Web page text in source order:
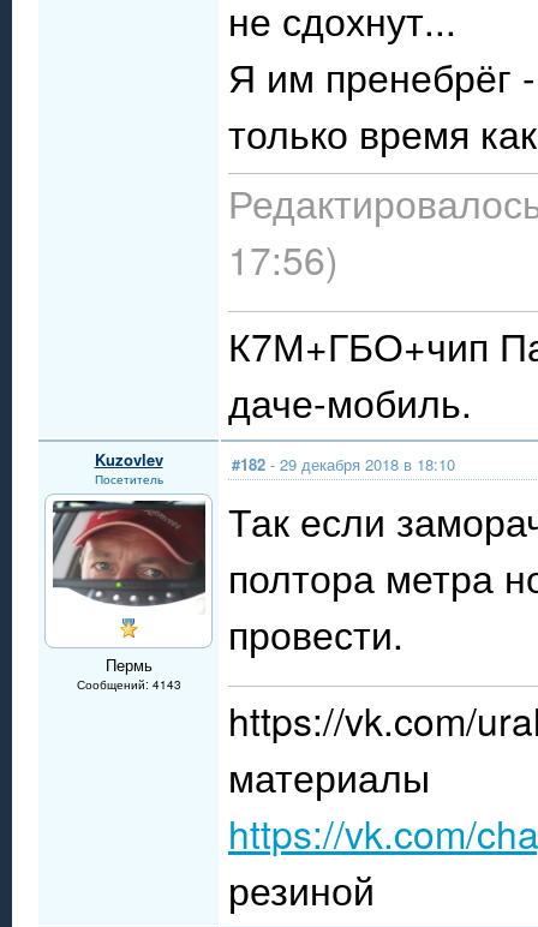
не сдохнут...
Я им пренебрёг
только время
17:56)
К7М+ГБО+чип
даче-мобиль.
Kuzovlev
Посетитель
Пермь
Сообщений: 4143
#182 - 29 декабря 2018 в 18:10
Так если
полтора метра
провести.
https://vk.com/
материалы
https://vk.com/
резиной